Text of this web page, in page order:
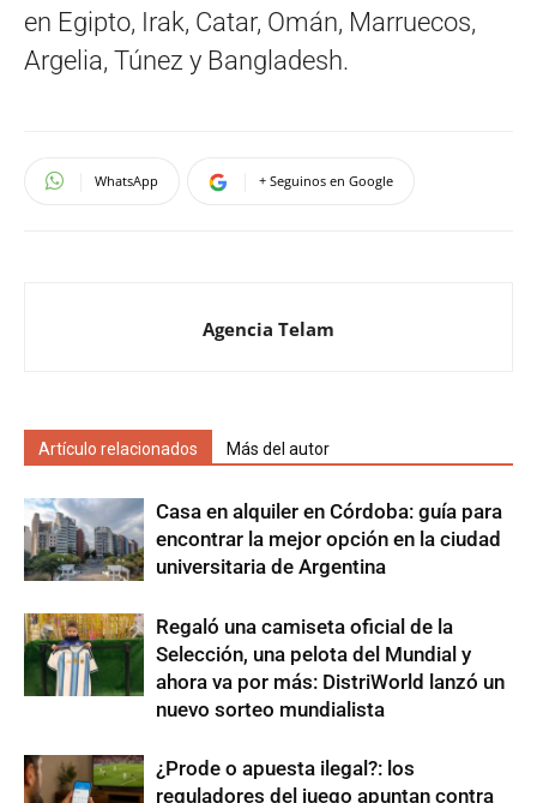
en Egipto, Irak, Catar, Omán, Marruecos,
Argelia, Túnez y Bangladesh.
WhatsApp + Seguinos en Google
Agencia Telam
Artículo relacionados Más del autor
Casa en alquiler en Córdoba: guía para
encontrar la mejor opción en la ciudad
universitaria de Argentina
Regaló una camiseta oficial de la
Selección, una pelota del Mundial y
ahora va por más: DistriWorld lanzó un
nuevo sorteo mundialista
¿Prode o apuesta ilegal?: los
reguladores del juego apuntan contra